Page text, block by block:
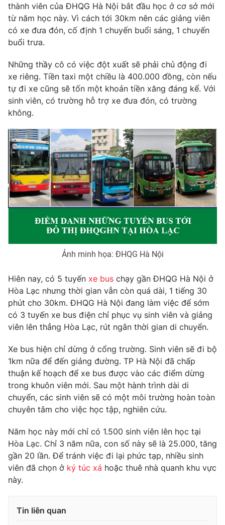
Thị trường
Tư vấn
Lịch phát sóng
Chuyên mục khác
Emagazine Podcast
Photo Infographic
Video
VTV Money VTV Thể thao
VTV Sức khoẻ Bất động sản
Thị trường 24h Tấm lòng Việt
Vươn mình bằng AI
Liên hệ tòa soạn English
THỜI BÁO VTV
Theo dõi báo trên
Cơ quan báo chí:
Thời báo VTV
Giấy phép hoạt động báo in và báo điện tử số 483/GP-BTTTT
cấp ngày 29/12/2023
Tổng Biên tập:
Tổng đài VTV:024.38 355 931 - 024.38 355 932
thành viên của ĐHQG Hà Nội bắt đầu học ở cơ sở mới
từ năm học này. Vì cách tới 30km nên các giảng viên
có xe đưa đón, cố định 1 chuyến buổi sáng, 1 chuyến
buổi trưa.
Những thầy cô có việc đột xuất sẽ phải chủ động đi
xe riêng. Tiền taxi một chiều là 400.000 đồng, còn nếu
tự đi xe cũng sẽ tốn một khoản tiền xăng đáng kể. Với
sinh viên, có trường hỗ trợ xe đưa đón, có trường
không.
Ảnh minh họa: ĐHQG Hà Nội
Hiên nay, có 5 tuyến xe bus chạy gần ĐHQG Hà Nội ở
Hòa Lạc nhưng thời gian vẫn còn quá dài, 1 tiếng 30
phút cho 30km. ĐHQG Hà Nội đang làm việc để sớm
có 3 tuyến xe bus điện chỉ phục vụ sinh viên và giảng
viên lên thẳng Hòa Lạc, rút ngắn thời gian di chuyển.
Xe bus hiện chỉ dừng ở cổng trường. Sinh viên sẽ đi bộ
1km nữa để đến giảng đường. TP Hà Nội đã chấp
thuận kế hoạch để xe bus được vào các điểm dừng
trong khuôn viên mới. Sau một hành trình dài di
chuyển, các sinh viên sẽ có một môi trường hoàn toàn
chuyên tâm cho việc học tập, nghiên cứu.
Năm học này mới chỉ có 1.500 sinh viên lên học tại
Hòa Lạc. Chỉ 3 năm nữa, con số này sẽ là 25.000, tăng
gần 20 lần. Để tránh việc đi lại phức tạp, nhiều sinh
viên đã chọn ở ký túc xá hoặc thuê nhà quanh khu vực
này.
Tin liên quan